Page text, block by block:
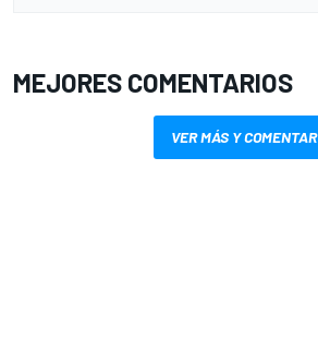
MEJORES COMENTARIOS
VER MÁS Y COMENTAR